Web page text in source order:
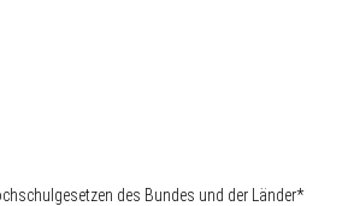
des Bundes und der Länder*